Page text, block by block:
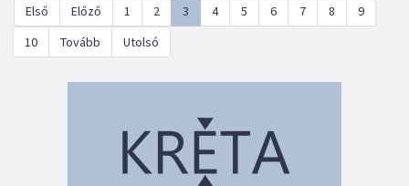
Első Előző 1 2 3 4 5 6 7 8
9
10
Tovább Utolsó